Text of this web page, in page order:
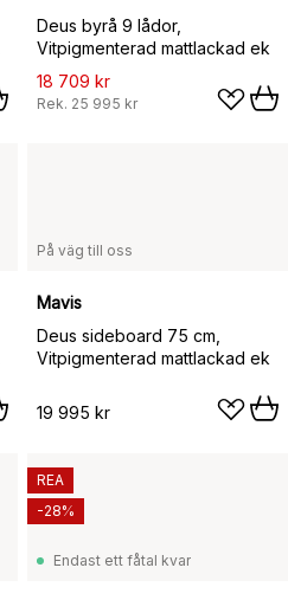
Deus byrå 9 lådor,
Vitpigmenterad mattlackad ek
18 709 kr
Rek. 25 995 kr
På väg till oss
Mavis
Deus sideboard 75 cm,
Vitpigmenterad mattlackad ek
19 995 kr
Endast ett fåtal kvar
REA
-28%